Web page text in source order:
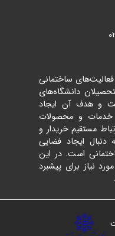
ساختمانی
دانشگاه‌های
و هدف آن ایجاد
خدمات و محصولات
مستقیم خریدار و
ایجاد فضایی
است. در این
نیاز برای پیشبرد